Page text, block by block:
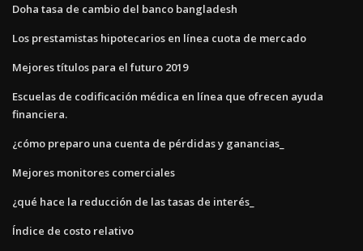
Doha tasa de cambio del banco bangladesh
Los prestamistas hipotecarios en línea cuota de mercado
Mejores títulos para el futuro 2019
Escuelas de codificación médica en línea que ofrecen ayuda
financiera.
¿cómo preparo una cuenta de pérdidas y ganancias_
Mejores monitores comerciales
¿qué hace la reducción de las tasas de interés_
Índice de costo relativo